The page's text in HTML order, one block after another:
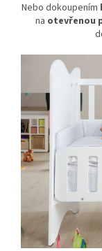
Nebo dokoupením
na otevřenou